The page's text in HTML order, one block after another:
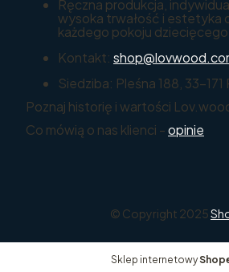
Ręczna produkcja,
wysoka trwałość i estetyka
każdego pokoju dziecięcego.
Kontakt:
Siedziba: Pleśna 188, 33-171
Poznaj historię i wartości
Co mówią o nas klienci -opinie
© Copyright 2025
Sklep internetowy